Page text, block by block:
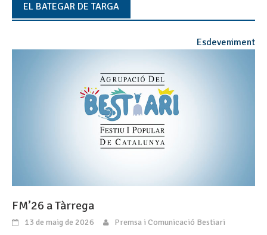
EL BATEGAR DE TARGA
Esdeveniment
FM’26 a Tàrrega
13 de maig de 2026 Premsa i Comunicació Bestiari